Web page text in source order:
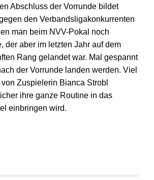
Abschluss der Vorrunde bildet
den Verbandsligakonkurrenten
man beim NVV-Pokal noch
der aber im letzten Jahr auf dem
Rang gelandet war. Mal gespannt
der Vorrunde landen werden. Viel
Zuspielerin Bianca Strobl
ihre ganze Routine indas
einbringen wird.